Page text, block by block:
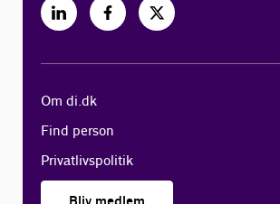
Om di.dk
Find person
Privatlivspolitik